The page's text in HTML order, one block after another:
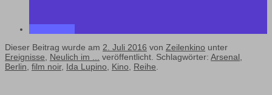
Dieser Beitrag wurde am 2. Juli 2016 von Zeilenkino unter
Ereignisse, Neulich im ... veröffentlicht. Schlagwörter: Arsenal,
Berlin, film noir, Ida Lupino, Kino, Reihe.